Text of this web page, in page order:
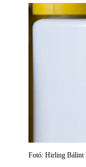
Fotó: Hirling Bálint